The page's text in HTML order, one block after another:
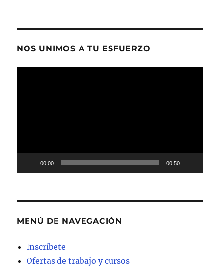
NOS UNIMOS A TU ESFUERZO
00:00 00:50
MENÚ DE NAVEGACIÓN
Inscríbete
Ofertas de trabajo y cursos